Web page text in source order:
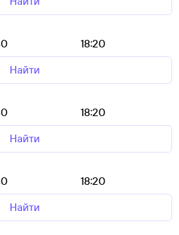
18:20
Найти
18:20
Найти
18:20
Найти